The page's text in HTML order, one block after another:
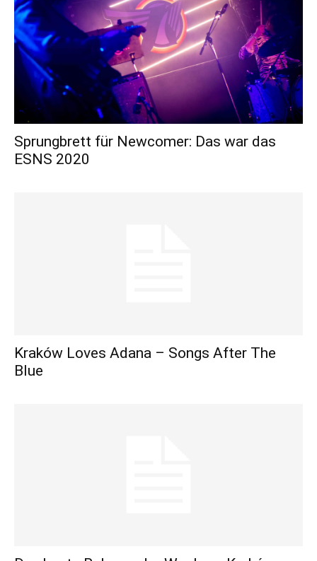
Sprungbrett für Newcomer: Das war das
ESNS 2020
Kraków Loves Adana – Songs After The
Blue